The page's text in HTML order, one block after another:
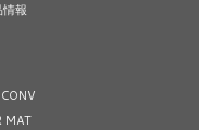
報
MAT